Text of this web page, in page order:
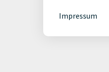
Impressum